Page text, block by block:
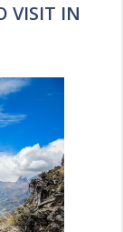
VISIT IN